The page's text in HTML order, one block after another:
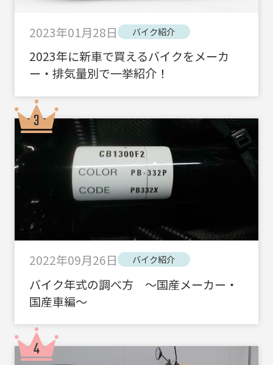
2023年01月28日 バイク紹介
2023年に新車で買えるバイクをメーカ
ー・排気量別で一挙紹介！
2022年09月26日 バイク紹介
バイク年式の調べ方 ～国産メーカー・
国産車編～